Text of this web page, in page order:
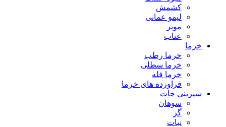
کشمش
لیمو عمانی
مویز
عناب
خرما
خرما رطب
خرما سطلی
خرما فله
فراورده های خرما
شیرینی جات
سوهان
گز
نبات